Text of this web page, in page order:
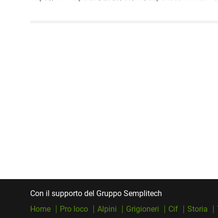
Con il supporto del Gruppo Semplitech
Home
Pro loco Alpini Grigioneri Cif Storia